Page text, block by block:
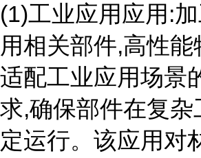
(1)工业应用应用:
用相关部件,高性能
适配工业应用场景
求,确保部件在复杂
定运行。该应用对